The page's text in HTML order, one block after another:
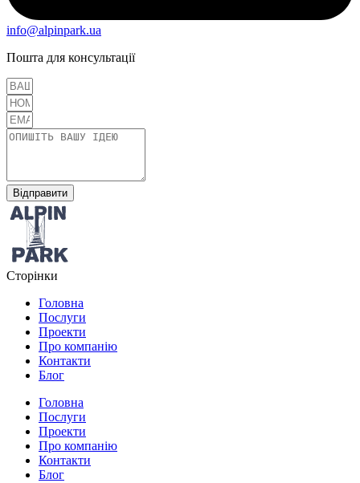
info@alpinpark.ua
Пошта для консультації
Відправити
Сторінки
Головна
Послуги
Проекти
Про компанію
Контакти
Блог
Головна
Послуги
Проекти
Про компанію
Контакти
Блог